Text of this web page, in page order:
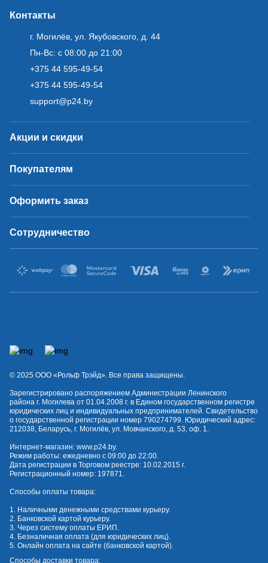
Контакты
г. Могилёв, ул. Якубовского, д. 44
Пн-Вс: с 08:00 до 21:00
+375 44 595-49-54
+375 44 595-49-54
support@p24.by
Акции и скидки
Покупателям
Оформить заказ
Сотрудничество
© 2025 OOO «Рольф Трэйд». Все права защищены.
Зарегистрировано распоряжением Администрации Ленинского
района г. Могилева от 01.04.2008 г. в Едином государственном регистре
юридических лиц и индивидуальных предпринимателей. Свидетельство
о государственной регистрации номер 790274799. Юридический адрес:
212038, Беларусь, г. Могилёв, ул. Мовчанского, д. 53, оф. 1.
Интернет-магазин: www.p24.by.
Режим работы: ежедневно с 09:00 до 22:00.
Дата регистрации в Торговом реестре: 10.02.2015 г.
Регистрационный номер: 197871.
Способы оплаты товара:
1. Наличными денежными средствами курьеру.
2. Банковской картой курьеру.
3. Через систему оплаты ЕРИП.
4. Безналичная оплата (для юридических лиц).
5. Онлайн оплата на сайте (банковской картой).
Способы доставки товара: